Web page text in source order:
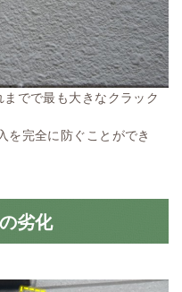
でで最も大きなクラック
を完全に防ぐことができ
劣化